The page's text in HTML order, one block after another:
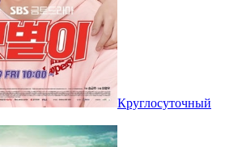
Круглосуточный